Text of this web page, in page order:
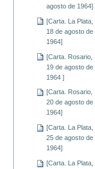
agosto de 1964]
[Carta. La Plata,
18 de agosto de
1964]
[Carta. Rosario,
19 de agosto de
1964 ]
[Carta. Rosario,
20 de agosto de
1964]
[Carta. La Plata,
25 de agosto de
1964]
[Carta. La Plata,